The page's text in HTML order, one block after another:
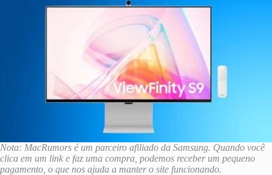
Nota: MacRumors é um parceiro afiliado da Samsung. Quando você
clica em um link e faz uma compra, podemos receber um pequeno
pagamento, o que nos ajuda a manter o site funcionando.